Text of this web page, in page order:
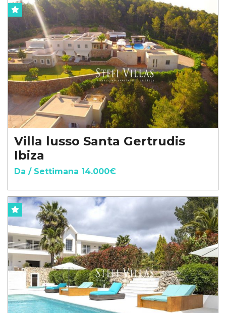
Villa lusso Santa Gertrudis
Ibiza
Da / Settimana 14.000€